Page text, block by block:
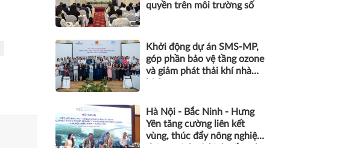
quyền trên môi trường số
Khởi động dự án SMS-MP,
góp phần bảo vệ tầng ozone
và giảm phát thải khí nhà
Hà Nội - Bắc Ninh - Hưng
Yên tăng cường liên kết
vùng, thúc đẩy nông nghiệp